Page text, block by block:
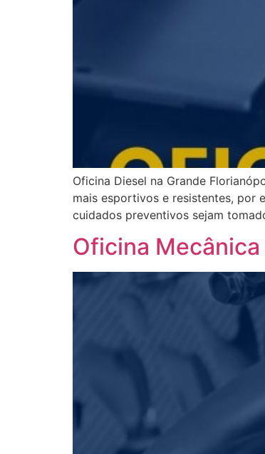
Oficina Diesel na Grande
mais esportivos e resistentes, por
cuidados preventivos sejam
Oficina